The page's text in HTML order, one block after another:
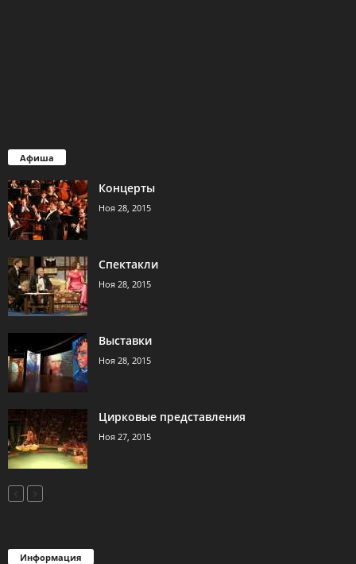
Афиша
Концерты
Ноя 28, 2015
Спектакли
Ноя 28, 2015
Выставки
Ноя 28, 2015
Цирковые представления
Ноя 27, 2015
Информация